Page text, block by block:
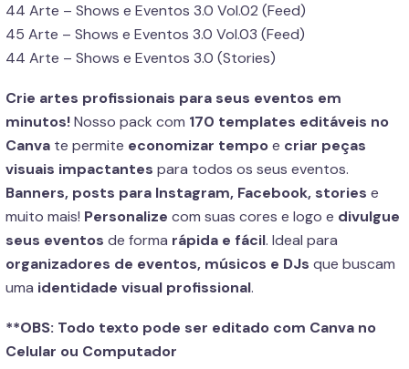
44 Arte – Shows e Eventos 3.0 Vol.02 (Feed)
45 Arte – Shows e Eventos 3.0 Vol.03 (Feed)
44 Arte – Shows e Eventos 3.0 (Stories)
Crie artes profissionais para seus eventos em
minutos!Nosso pack com 170 templates editáveis no
Canva te permite economizar tempoe criar peças
visuais impactantes para todos os seus eventos.
Banners, posts para Instagram, Facebook, stories e
muito mais! Personalize com suas cores e logo e divulgue
seus eventos de forma rápida e fácil. Ideal para
organizadores de eventos, músicos e DJs que buscam
uma identidade visual profissional.
**OBS: Todo texto pode ser editado com Canva no
Celular ou Computador